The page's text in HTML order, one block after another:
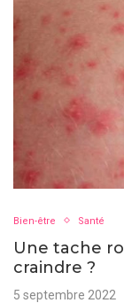
Bien-être Santé
Une tache
craindre ?
5 septembre 2022